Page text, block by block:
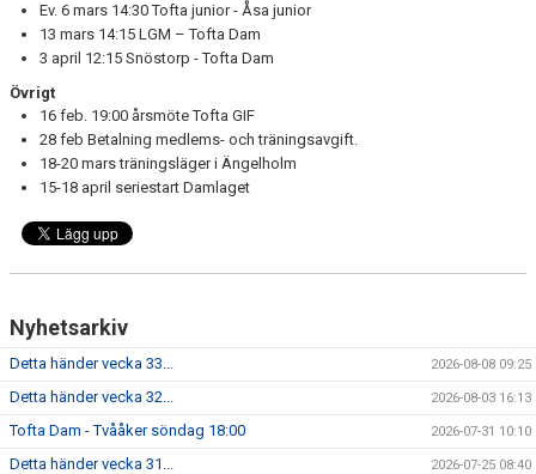
Ev. 6 mars 14:30 Tofta junior - Åsa junior
13 mars 14:15 LGM – Tofta Dam
3 april 12:15 Snöstorp - Tofta Dam
Övrigt
16 feb. 19:00 årsmöte Tofta GIF
28 feb Betalning medlems- och träningsavgift.
18-20 mars träningsläger i Ängelholm
15-18 april seriestart Damlaget
Nyhetsarkiv
Detta händer vecka 33... 2026-08-08 09:25
Detta händer vecka 32... 2026-08-03 16:13
Tofta Dam - Tvååker söndag 18:00 2026-07-31 10:10
Detta händer vecka 31... 2026-07-25 08:40